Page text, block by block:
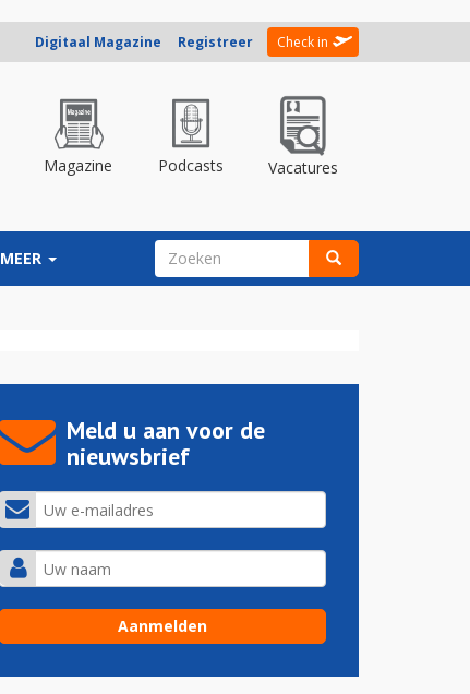
Digitaal Magazine Registreer Check in
Magazine Podcasts Vacatures
MEER ZOEKVELD
Meld u aan voor de
nieuwsbrief